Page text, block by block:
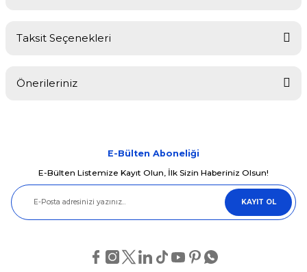
Taksit Seçenekleri
Önerileriniz
Görüş ve önerileriniz için teşekkür ederiz.
Ürün resmi kalitesiz, bozuk veya görüntülenemiyor.
Ürün açıklamasında eksik bilgiler bulunuyor.
Bu ürüne benzer farklı alternatifler olmalı.
E-Bülten Aboneliği
E-Bülten Listemize Kayıt Olun, İlk Sizin Haberiniz Olsun!
KAYIT OL